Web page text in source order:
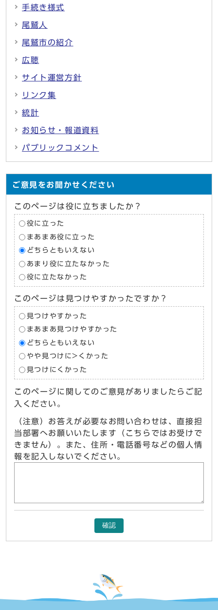
手続き様式
尾鷲人
尾鷲市の紹介
広聴
サイト運営方針
リンク集
統計
お知らせ・報道資料
パブリックコメント
ご意見をお聞かせください
このページは役に立ちましたか？
役に立った
まあまあ役に立った
どちらともいえない
あまり役に立たなかった
役に立たなかった
このページは見つけやすかったですか？
見つけやすかった
まあまあ見つけやすかった
どちらともいえない
やや見つけに>くかった
見つけにくかった
このページに関してのご意見がありましたらご記
入ください。
（注意）お答えが必要なお問い合わせは、直接担
当部署へお願いいたします（こちらではお受けで
きません）。また、住所・電話番号などの個人情
報を記入しないでください。
確認